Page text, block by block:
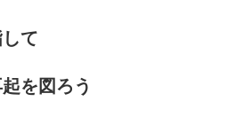
て
を図ろう